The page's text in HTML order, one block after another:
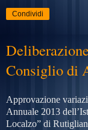
Condividi
Consiglio di
Approvazione
Annuale 2013
Localzo” di